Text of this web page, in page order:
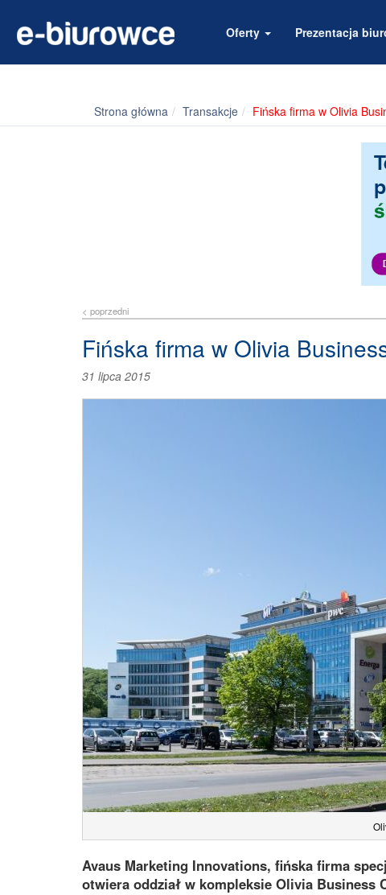
Oferty Prezentacja
Strona główna Transakcje Fińska firma w Olivia
< poprzedni
Fińska firma w Olivia
31 lipca 2015
Avaus Marketing Innovations, fińska firma
otwiera oddział w kompleksie Olivia Business